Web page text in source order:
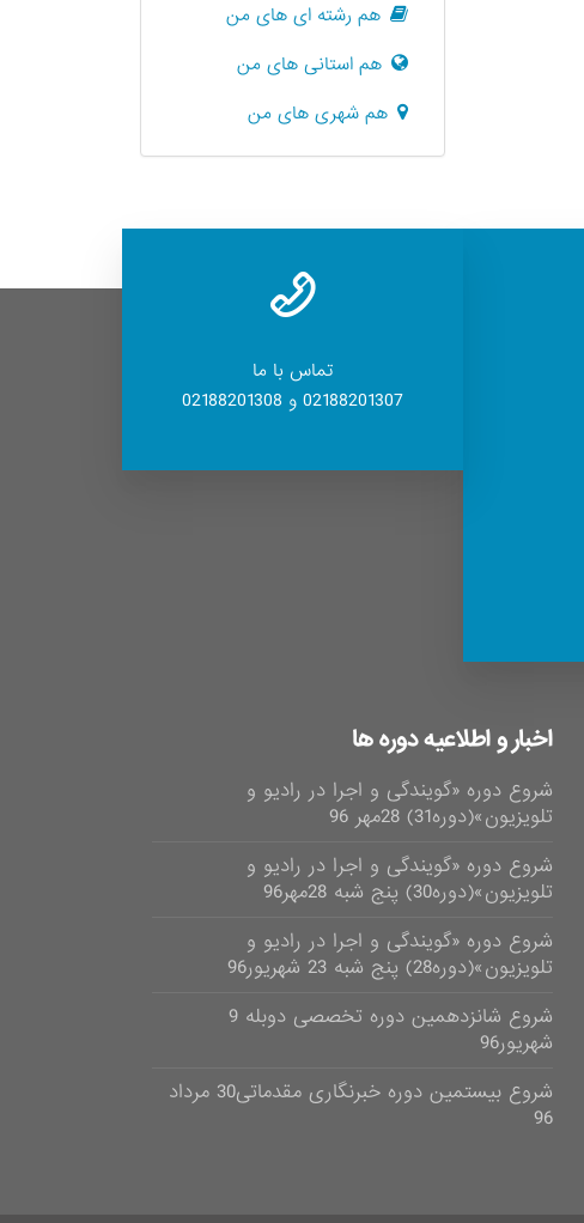
هم رشته ای های من
هم استانی های من
هم شهری های من
تماس با ما
02188201307 و 02188201308
اخبار و اطلاعیه دوره ها
شروع دوره «گویندگی و اجرا در رادیو و
تلویزیون»(دوره31) 28مهر 96
شروع دوره «گویندگی و اجرا در رادیو و
تلویزیون»(دوره30) پنج شبه 28مهر96
شروع دوره «گویندگی و اجرا در رادیو و
تلویزیون»(دوره28) پنج شبه 23 شهریور96
شروع شانزدهمین دوره تخصصی دوبله 9
شهریور96
شروع بیستمین دوره خبرنگاری مقدماتی30 مرداد
96